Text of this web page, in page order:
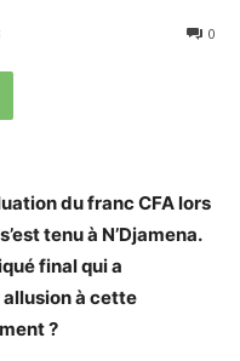
0
du franc CFA lors
tenu à N’Djamena.
final qui a
à cette
?